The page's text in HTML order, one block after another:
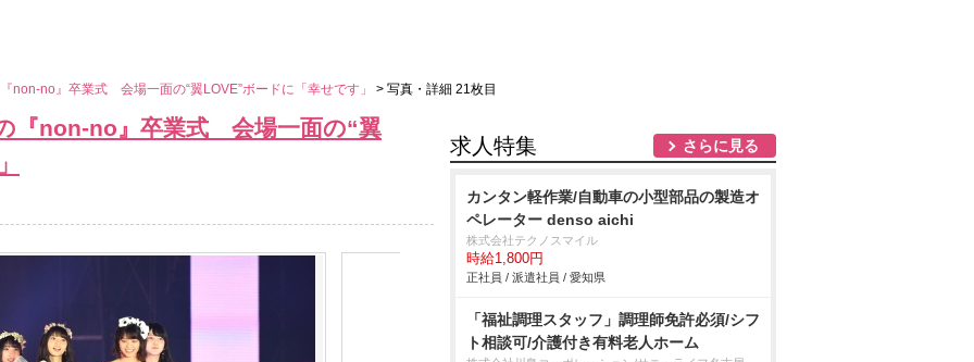
non-no』卒業式 会場一面の“翼LOVE”ボードに「幸せです」 > 写真・詳細 21枚目
『non-no』卒業式 会場一面の“翼
求人特集 さらに見る
カンタン軽作業/自動車の小型部品の製造オ
ペレーター denso aichi
株式会社テクノスマイル
時給1,800円
正社員 / 派遣社員 / 愛知県
「福祉調理スタッフ」調理師免許必須/シフ
ト相談可/介護付き有料老人ホーム